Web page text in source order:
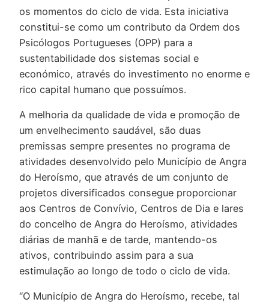
os momentos do ciclo de vida. Esta iniciativa
constitui-se como um contributo da Ordem dos
Psicólogos Portugueses (OPP) para a
sustentabilidade dos sistemas social e
económico, através do investimento no enorme e
rico capital humano que possuímos.
A melhoria da qualidade de vida e promoção de
um envelhecimento saudável, são duas
premissas sempre presentes no programa de
atividades desenvolvido pelo Município de Angra
do Heroísmo, que através de um conjunto de
projetos diversificados consegue proporcionar
aos Centros de Convívio, Centros de Dia e lares
do concelho de Angra do Heroísmo, atividades
diárias de manhã e de tarde, mantendo-os
ativos, contribuindo assim para a sua
estimulação ao longo de todo o ciclo de vida.
“O Município de Angra do Heroísmo, recebe, tal